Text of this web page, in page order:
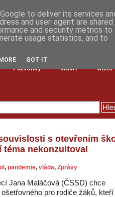
Pozvánky MŠMT Čtení
s otevřením
nekonzultoval
, pandemie, vláda, Zprávy
Jana Maláčová (ČSSD) chce
pro rodiče žáků, kteří
to deliver its services
and user-agent are shared
and security metrics to
usage statistics, and to
GOT IT